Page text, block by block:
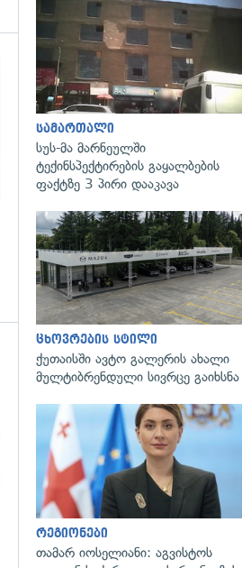
გადახედვა
გადახედვა
სამართალი
სუს-მა მარნეულში
ტექინსპექტირების გაყალბების
ფაქტზე 3 პირი დააკავა
ცხოვრების სტილი
ქუთაისში ავტო გალერის ახალი
მულტიბრენდული სივრცე გაიხსნა
რეგიონები
თამარ იოსელიანი: აგვისტოს